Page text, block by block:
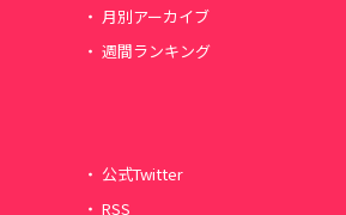
月別アーカイブ
週間ランキング
公式Twitter
RSS